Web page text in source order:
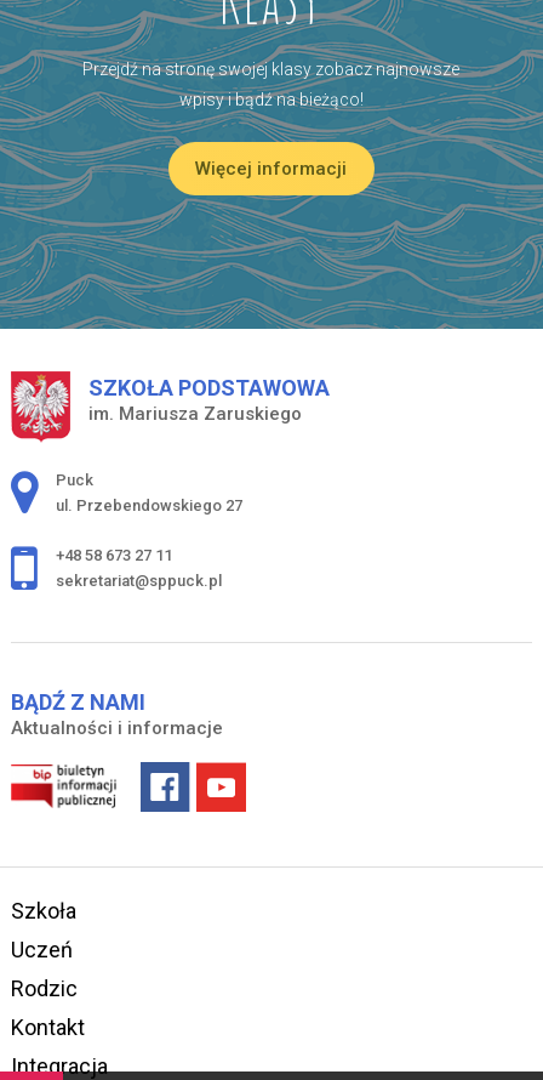
Przejdź na stronę swojej klasy zobacz najnowsze
wpisy i bądź na bieżąco!
Więcej informacji
SZKOŁA PODSTAWOWA
im. Mariusza Zaruskiego
Adres pocztowy:
Puck
ul. Przebendowskiego 27
+48 58 673 27 11
sekretariat@sppuck.pl
BĄDŹ Z NAMI
Aktualności i informacje
Szkoła
Uczeń
Rodzic
Kontakt
Integracja